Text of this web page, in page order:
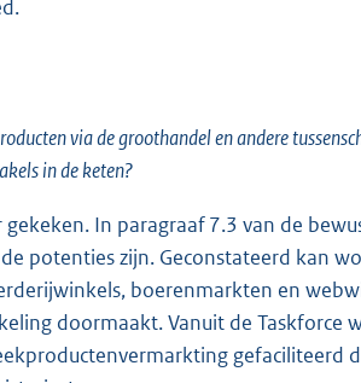
via de groothandel en andere
in de keten?
In paragraaf 7.3 van de
potenties zijn. Geconstateerd kan
boerenmarkten en
doormaakt. Vanuit de Taskforce
gefaciliteerd